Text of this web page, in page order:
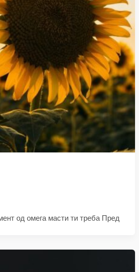
од омега масти ти треба Пред